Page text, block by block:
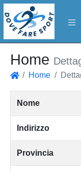
Home
Home
Nome
Indirizzo
Provincia